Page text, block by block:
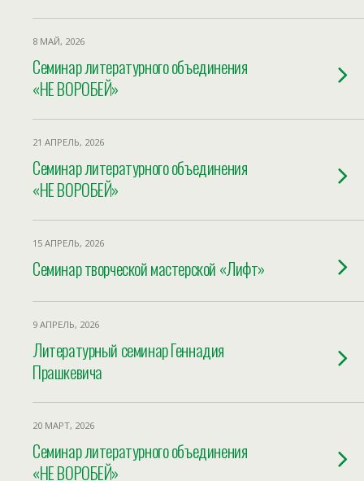
8 МАЙ, 2026
Cеминар литературного объединения
«НЕ ВОРОБЕЙ»
21 АПРЕЛЬ, 2026
Cеминар литературного объединения
«НЕ ВОРОБЕЙ»
15 АПРЕЛЬ, 2026
Семинар творческой мастерской «Лифт»
9 АПРЕЛЬ, 2026
Литературный семинар Геннадия
Прашкевича
20 МАРТ, 2026
Cеминар литературного объединения
«НЕ ВОРОБЕЙ»